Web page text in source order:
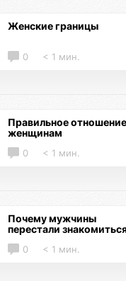
Женские границы
0 < 1 мин.
Правильное
женщинам
0 < 1 мин.
Почему мужчины
перестали
0 < 1 мин.